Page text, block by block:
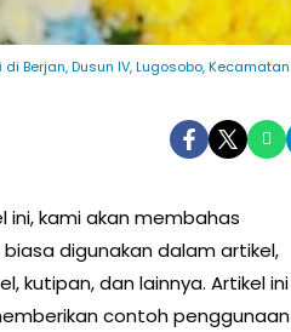
Berjan, Dusun IV, Lugosobo, Kecamatan
ini, kami akan membahas
digunakan dalam artikel,
kutipan, dan lainnya. Artikel ini
contoh penggunaan